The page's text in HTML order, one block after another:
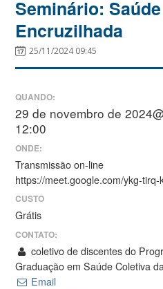
Seminário:
Encruzilhada
25/11/2024 09:45
QUANDO:
29 de novembro de
12:00
ONDE:
Transmissão on-line
https://meet.google.com/ykg-tirq-
CUSTO
Grátis
CONTATO:
coletivo de discentes do
Graduação em Saúde Coletiva
Email